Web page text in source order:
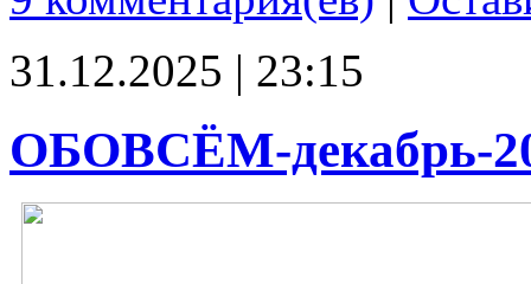
31.12.2025 | 23:15
ОБОВСЁМ-декабрь-